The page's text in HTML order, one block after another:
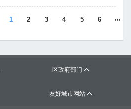
1 2 3 4 5 6
区政府部门 
友好城市网站 